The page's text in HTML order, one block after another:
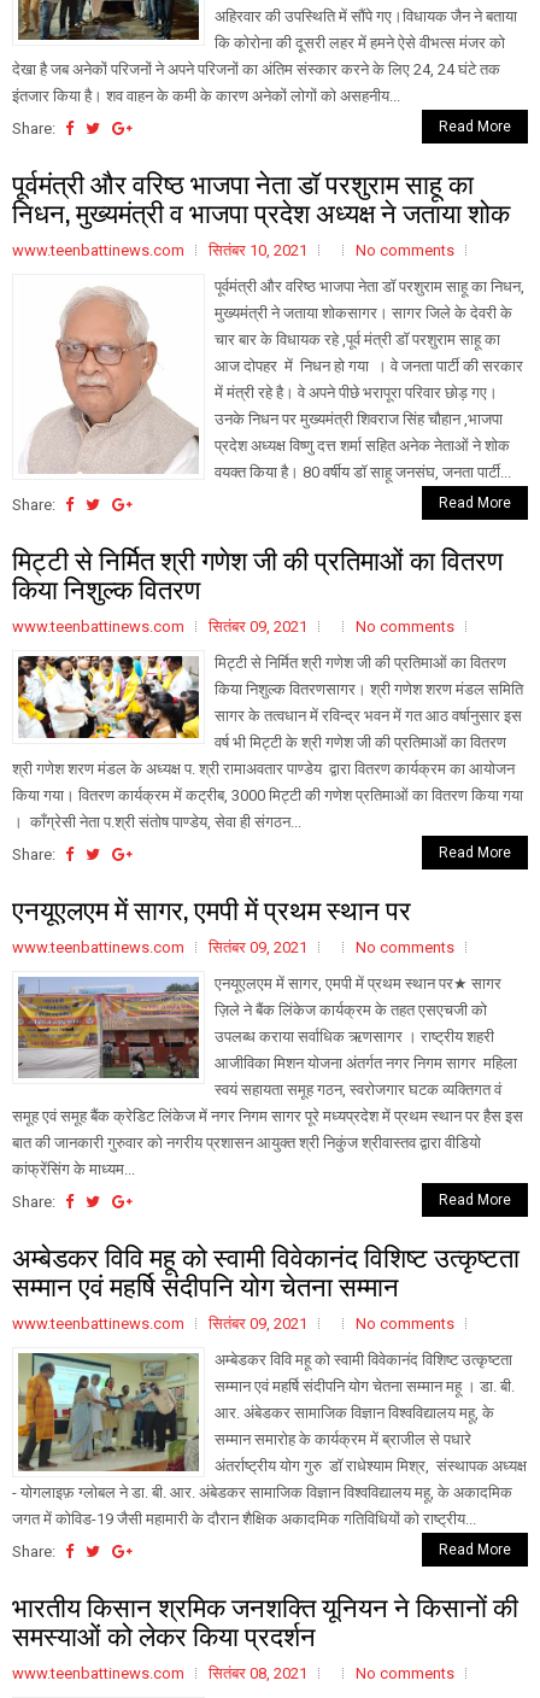
अहिरवार की उपस्थिति में सौंपे गए।विधायक जैन ने बताया
कि कोरोना की दूसरी लहर में हमने ऐसे वीभत्स मंजर को
देखा है जब अनेकों परिजनों ने अपने परिजनों का अंतिम संस्कार करने के लिए 24, 24 घंटे तक
इंतजार किया है। शव वाहन के कमी के कारण अनेकों लोगों को असहनीय...
Share:
Read More
पूर्वमंत्री और वरिष्ठ भाजपा नेता डॉ परशुराम साहू का
निधन, मुख्यमंत्री व भाजपा प्रदेश अध्यक्ष ने जताया शोक
www.teenbattinews.com सितंबर 10, 2021
No comments
पूर्वमंत्री और वरिष्ठ भाजपा नेता डॉ परशुराम साहू का निधन,
मुख्यमंत्री ने जताया शोकसागर। सागर जिले के देवरी के
चार बार के विधायक रहे ,पूर्व मंत्री डॉ परशुराम साहू का
आज दोपहर में निधन हो गया । वे जनता पार्टी की सरकार
में मंत्री रहे है। वे अपने पीछे भरापूरा परिवार छोड़ गए।
उनके निधन पर मुख्यमंत्री शिवराज सिंह चौहान ,भाजपा
प्रदेश अध्यक्ष विष्णु दत्त शर्मा सहित अनेक नेताओं ने शोक
वयक्त किया है। 80 वर्षीय डॉ साहू जनसंघ, जनता पार्टी...
Share:
Read More
मिट्टी से निर्मित श्री गणेश जी की प्रतिमाओं का वितरण
किया निशुल्क वितरण
www.teenbattinews.com सितंबर 09, 2021
No comments
मिट्टी से निर्मित श्री गणेश जी की प्रतिमाओं का वितरण
किया निशुल्क वितरणसागर। श्री गणेश शरण मंडल समिति
सागर के तत्वधान में रविन्द्र भवन में गत आठ वर्षानुसार इस
वर्ष भी मिट्टी के श्री गणेश जी की प्रतिमाओं का वितरण
श्री गणेश शरण मंडल के अध्यक्ष प. श्री रामाअवतार पाण्डेय द्वारा वितरण कार्यक्रम का आयोजन
किया गया। वितरण कार्यक्रम में कट्रीब, 3000 मिट्टी की गणेश प्रतिमाओं का वितरण किया गया
। काँग्रेसी नेता प.श्री संतोष पाण्डेय, सेवा ही संगठन...
Share:
Read More
एनयूएलएम में सागर, एमपी में प्रथम स्थान पर
www.teenbattinews.com सितंबर 09, 2021
No comments
एनयूएलएम में सागर, एमपी में प्रथम स्थान पर★ सागर
ज़िले ने बैंक लिंकेज कार्यक्रम के तहत एसएचजी को
उपलब्ध कराया सर्वाधिक ऋणसागर । राष्ट्रीय शहरी
आजीविका मिशन योजना अंतर्गत नगर निगम सागर महिला
स्वयं सहायता समूह गठन, स्वरोजगार घटक व्यक्तिगत वं
समूह एवं समूह बैंक क्रेडिट लिंकेज में नगर निगम सागर पूरे मध्यप्रदेश में प्रथम स्थान पर हैस इस
बात की जानकारी गुरुवार को नगरीय प्रशासन आयुक्त श्री निकुंज श्रीवास्तव द्वारा वीडियो
कांफ्रेंसिंग के माध्यम...
Share:
Read More
अम्बेडकर विवि महू को स्वामी विवेकानंद विशिष्ट उत्कृष्टता
सम्मान एवं महर्षि संदीपनि योग चेतना सम्मान
www.teenbattinews.com सितंबर 09, 2021
No comments
अम्बेडकर विवि महू को स्वामी विवेकानंद विशिष्ट उत्कृष्टता
सम्मान एवं महर्षि संदीपनि योग चेतना सम्मान महू । डा. बी.
आर. अंबेडकर सामाजिक विज्ञान विश्वविद्यालय महू, के
सम्मान समारोह के कार्यक्रम में ब्राजील से पधारे
अंतर्राष्ट्रीय योग गुरु डॉ राधेश्याम मिश्र, संस्थापक अध्यक्ष
- योगलाइफ़ ग्लोबल ने डा. बी. आर. अंबेडकर सामाजिक विज्ञान विश्वविद्यालय महू, के अकादमिक
जगत में कोविड-19 जैसी महामारी के दौरान शैक्षिक अकादमिक गतिविधियों को राष्ट्रीय...
Share:
Read More
भारतीय किसान श्रमिक जनशक्ति यूनियन ने किसानों की
समस्याओं को लेकर किया प्रदर्शन
www.teenbattinews.com सितंबर 08, 2021 No comments